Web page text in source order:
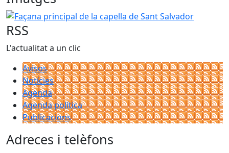
Façana principal de la capella de Sant Salvador
RSS
L'actualitat a un clic
Avisos
Notícies
Agenda
Agenda política
Publicacions
Adreces i telèfons